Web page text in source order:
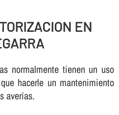
EN
normalmente tienen un uso
hacerle un mantenimiento
averí­as.